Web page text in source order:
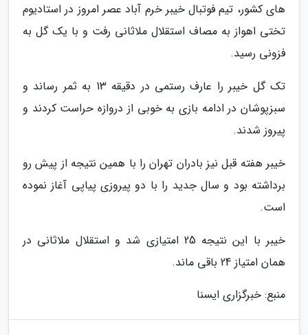
های کشور، تیم فوتبال خیبر خرم آباد عصر امروز در استادیوم
تختی اهواز به مصاف استقلال ملاثانی رفت و با یک گل به
فزونی رسید.
تک گل خیبر را عارف رستمی در دقیقه 13 به ثمر رساند و
سبزپوشان در ادامه بازی به خوبی از دروازه حراست کردند و
پیروز شدند.
خیبر هفته قبل نیز بادران تهران را با همین نتیجه از پیش رو
برداشته بود و سال جدید را با دو پیروزی پیاپی آغاز نموده
است.
خیبر با این نتیجه 25 امتیازی شد و استقلال ملاثانی در
همان امتیاز 24 باقی ماند.
منبع: خبرگزاری ایسنا